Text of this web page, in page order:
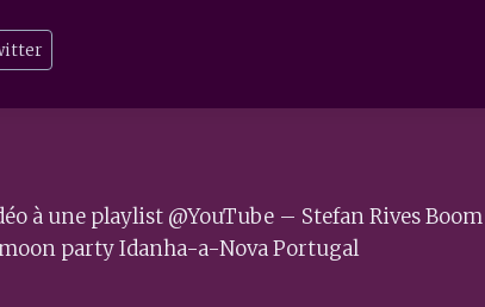
à une playlist @YouTube – Stefan Rives Boom
party Idanha-a-Nova Portugal